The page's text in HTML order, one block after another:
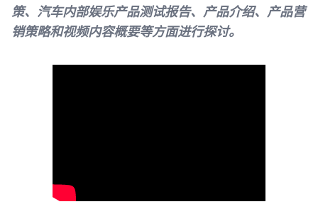
策、汽车内部娱乐产品测试报告、产品介绍、产品营
销策略和视频内容概要等方面进行探讨。